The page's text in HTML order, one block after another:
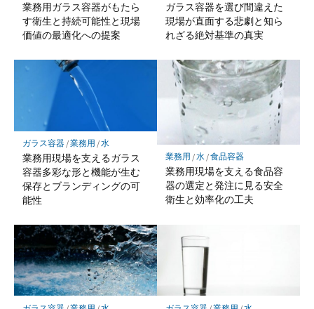
業務用ガラス容器がもたら
す衛生と持続可能性と現場
価値の最適化への提案
ガラス容器を選び間違えた
現場が直面する悲劇と知ら
れざる絶対基準の真実
ガラス容器/業務用 /水
業務用現場を支えるガラス
容器多彩な形と機能が生む
保存とブランディングの可
能性
業務用 /水/食品容器
業務用現場を支える食品容
器の選定と発注に見る安全
衛生と効率化の工夫